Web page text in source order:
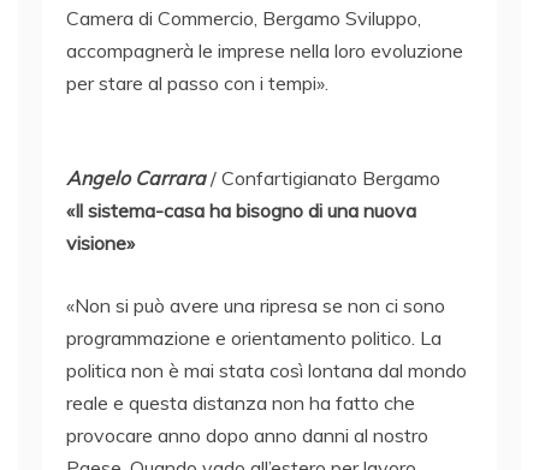
Camera di Commercio, Bergamo Sviluppo,
accompagnerà le imprese nella loro evoluzione
per stare al passo con i tempi».
Angelo Carrara/ Confartigianato Bergamo
«Il sistema-casa ha bisogno di una nuova
visione»
«Non si può avere una ripresa se non ci sono
programmazione e orientamento politico. La
politica non è mai stata così lontana dal mondo
reale e questa distanza non ha fatto che
provocare anno dopo anno danni al nostro